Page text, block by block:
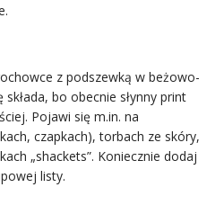
z podszewką w beżowo-
bo obecnie słynny print
Pojawi się m.in. na
czapkach), torbach ze skóry,
„shackets”. Koniecznie dodaj
listy.